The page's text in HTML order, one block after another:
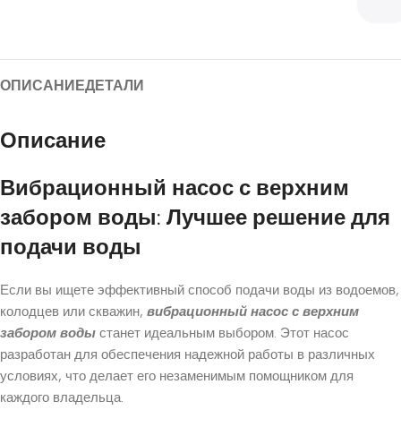
ОПИСАНИЕДЕТАЛИ
Описание
Вибрационный насос с верхним
забором воды: Лучшее решение для
подачи воды
Если вы ищете эффективный способ подачи воды из водоемов,
колодцев или скважин, вибрационный насос с верхним
забором воды станет идеальным выбором. Этот насос
разработан для обеспечения надежной работы в различных
условиях, что делает его незаменимым помощником для
каждого владельца.